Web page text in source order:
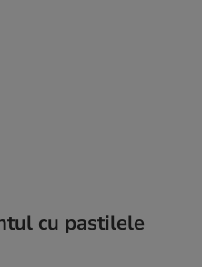
cu pastilele